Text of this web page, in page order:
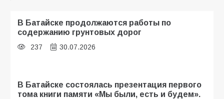
В Батайске продолжаются работы по
содержанию грунтовых дорог
237 30.07.2026
В Батайске состоялась презентация первого
тома книги памяти «Мы были, есть и будем».